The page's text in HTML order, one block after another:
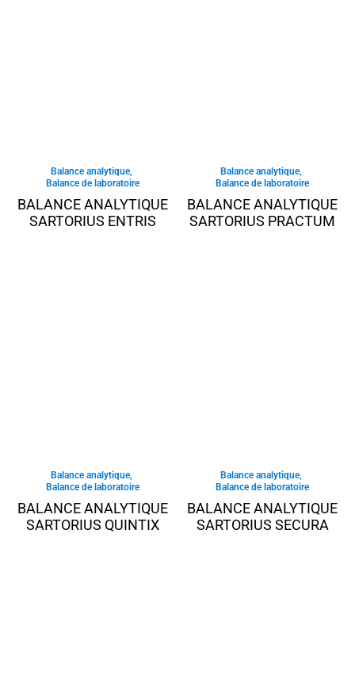
Balance analytique,
Balance de laboratoire
BALANCE ANALYTIQUE
SARTORIUS ENTRIS
Balance analytique,
Balance de laboratoire
BALANCE ANALYTIQUE
SARTORIUS PRACTUM
Balance analytique,
Balance de laboratoire
BALANCE ANALYTIQUE
SARTORIUS QUINTIX
Balance analytique,
Balance de laboratoire
BALANCE ANALYTIQUE
SARTORIUS SECURA